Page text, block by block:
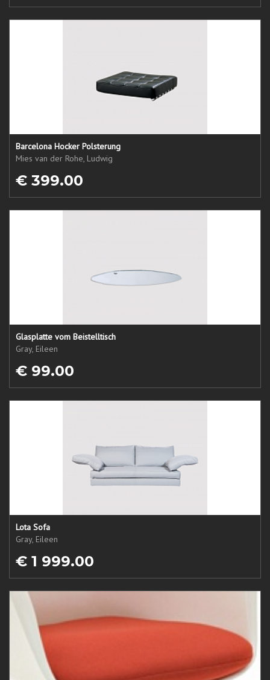
Barcelona Hocker Polsterung
Mies van der Rohe, Ludwig
€ 399.00
Glasplatte vom Beistelltisch
Gray, Eileen
€ 99.00
Lota Sofa
Gray, Eileen
€ 1 999.00